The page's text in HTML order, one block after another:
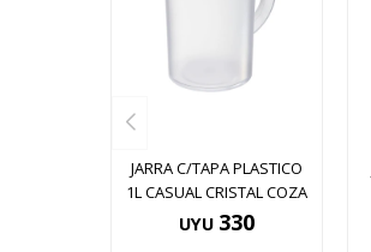
JARRA C/TAPA PLASTICO
1L CASUAL CRISTAL COZA
UYU 330